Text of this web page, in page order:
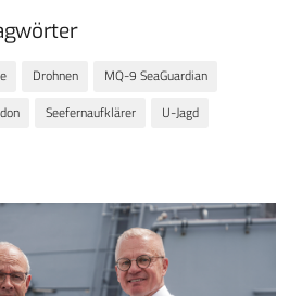
Drohnen
MQ-9 SeaGuardian
Seefernaufklärer U-Jagd